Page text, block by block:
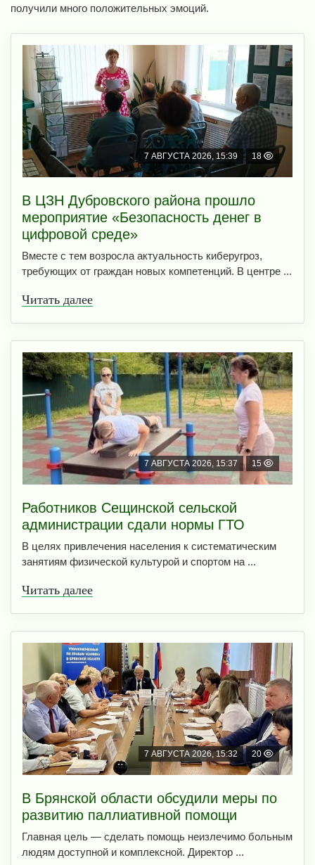
получили много положительных эмоций.
7 АВГУСТА 2026, 15:39 18
В ЦЗН Дубровского района прошло
мероприятие «Безопасность денег в
цифровой среде»
Вместе с тем возросла актуальность киберугроз,
требующих от граждан новых компетенций. В центре ...
Читать далее
7 АВГУСТА 2026, 15:37 15
Работников Сещинской сельской
администрации сдали нормы ГТО
В целях привлечения населения к систематическим
занятиям физической культурой и спортом на ...
Читать далее
7 АВГУСТА 2026, 15:32 20
В Брянской области обсудили меры по
развитию паллиативной помощи
Главная цель — сделать помощь неизлечимо больным
людям доступной и комплексной. Директор ...